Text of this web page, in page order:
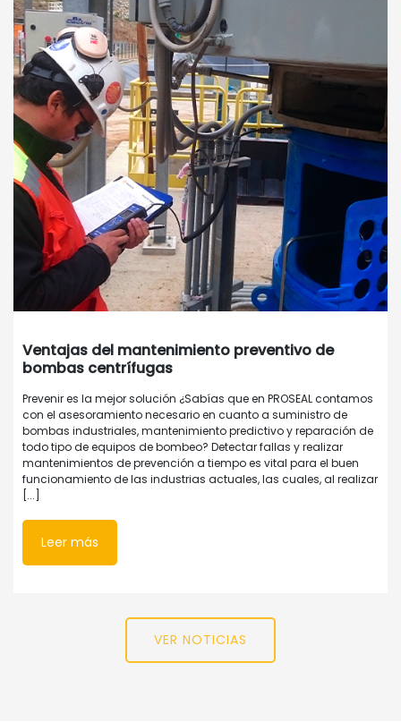
Ventajas del mantenimiento preventivo de
bombas centrífugas
Prevenir es la mejor solución ¿Sabías que en PROSEAL contamos
con el asesoramiento necesario en cuanto a suministro de
bombas industriales, mantenimiento predictivo y reparación de
todo tipo de equipos de bombeo? Detectar fallas y realizar
mantenimientos de prevención a tiempo es vital para el buen
funcionamiento de las industrias actuales, las cuales, al realizar
[...]
Leer más
VER NOTICIAS